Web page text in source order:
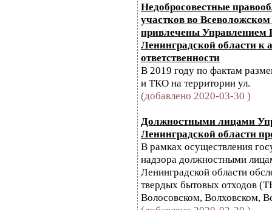
Недобросовестные
участков во
привлечены Управлением
Ленинградской области к
ответственности
В 2019 году по фактам
и ТКО на территории ул.
(добавлено 2020-03-30 )
Должностными лицами
Ленинградской области
В рамках осуществления
надзора должностными
Ленинградской области
твердых бытовых отходов
Волосовском, Волховском,